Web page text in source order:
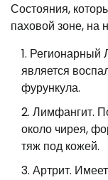
Состояния,
паховой зоне, на
Регионарный
является
фурункула.
Лимфангит.
около чирея,
тяж под кожей.
Артрит.